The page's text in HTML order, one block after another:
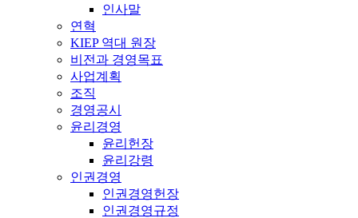
인사말
연혁
KIEP 역대 원장
비전과 경영목표
사업계획
조직
경영공시
윤리경영
윤리헌장
윤리강령
인권경영
인권경영헌장
인권경영규정